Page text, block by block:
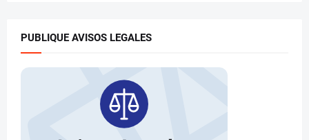
PUBLIQUE AVISOS LEGALES